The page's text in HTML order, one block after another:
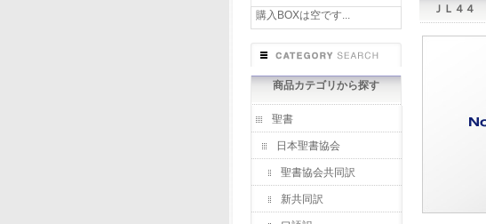
購入BOXは空です...
商品カテゴリから探す
聖書
日本聖書協会
聖書協会共同訳
新共同訳
ＪＬ４４